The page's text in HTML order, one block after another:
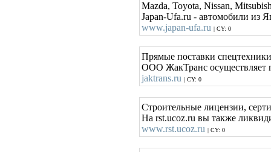
Mazda, Toyota, Nissan,
Japan-Ufa.ru - автомобили из
www.japan-ufa.ru | CY: 0
Прямые поставки
ООО ЖакТранс осуществляет
jaktrans.ru | CY: 0
Строительные лицензии,
На rst.ucoz.ru вы также
www.rst.ucoz.ru | CY: 0